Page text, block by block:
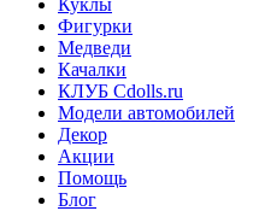
Куклы
Фигурки
Медведи
Качалки
КЛУБ Cdolls.ru
Модели автомобилей
Декор
Акции
Помощь
Блог